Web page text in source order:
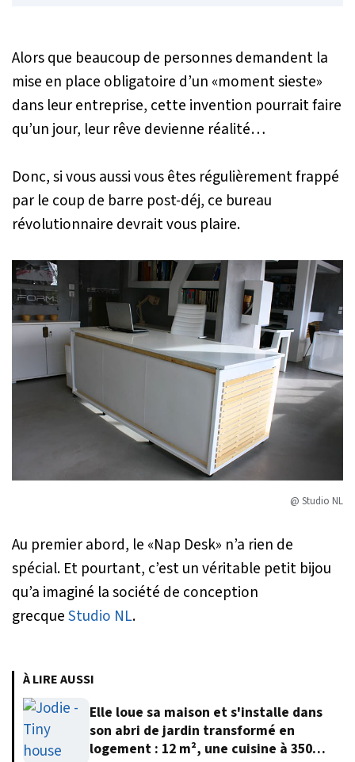
Alors que beaucoup de personnes demandent la
mise en place obligatoire d’un «moment sieste»
dans leur entreprise, cette invention pourrait faire
qu’un jour, leur rêve devienne réalité…
Donc, si vous aussi vous êtes régulièrement frappé
par le coup de barre post-déj, ce bureau
révolutionnaire devrait vous plaire.
@ Studio NL
Au premier abord, le «Nap Desk» n’a rien de
spécial. Et pourtant, c’est un véritable petit bijou
qu’a imaginé la société de conception
grecqueStudio NL.
À LIRE AUSSI
Elle loue sa maison et s'installe dans
son abri de jardin transformé en
logement : 12 m², une cuisine à 350